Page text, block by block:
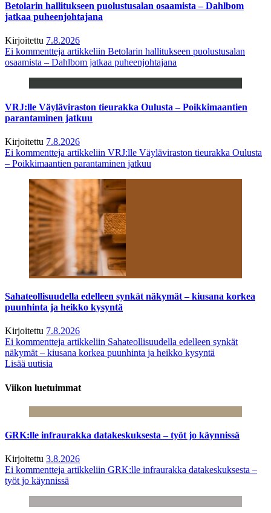
Betolarin hallitukseen puolustusalan osaamista – Dahlbom
jatkaa puheenjohtajana
Kirjoitettu 7.8.2026
Ei kommentteja artikkeliin Betolarin hallitukseen puolustusalan
osaamista – Dahlbom jatkaa puheenjohtajana
VRJ:lle Väyläviraston tieurakka Oulusta – Poikkimaantien
parantaminen jatkuu
Kirjoitettu 7.8.2026
Ei kommentteja artikkeliin VRJ:lle Väyläviraston tieurakka Oulusta
– Poikkimaantien parantaminen jatkuu
Sahateollisuudella edelleen synkät näkymät – kiusana korkea
puunhinta ja heikko kysyntä
Kirjoitettu 7.8.2026
Ei kommentteja artikkeliin Sahateollisuudella edelleen synkät
näkymät – kiusana korkea puunhinta ja heikko kysyntä
Lisää uutisia
Viikon luetuimmat
GRK:lle infraurakka datakeskuksesta – työt jo käynnissä
Kirjoitettu 3.8.2026
Ei kommentteja artikkeliin GRK:lle infraurakka datakeskuksesta –
työt jo käynnissä